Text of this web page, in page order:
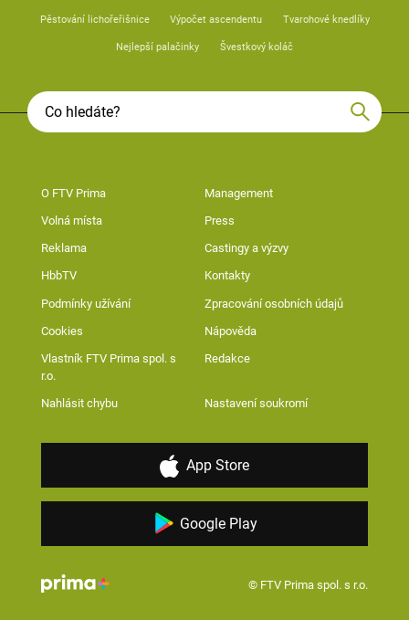
Pěstování lichořeřišnice Výpočet ascendentu Tvarohové knedlíky
Nejlepší palačinky Švestkový koláč
O FTV Prima Management
Volná místa Press
Reklama Castingy a výzvy
HbbTV Kontakty
Podmínky užívání Zpracování osobních údajů
Cookies Nápověda
Vlastník FTV Prima spol. s
r.o.
Redakce
Nahlásit chybu Nastavení soukromí
App Store
Google Play
© FTV Prima spol. s r.o.